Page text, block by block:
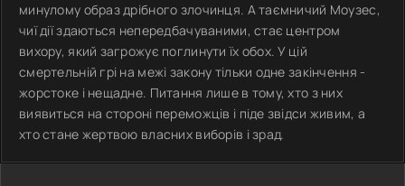
минулому образ дрібного злочинця. А таємничий Моузес,
чиї дії здаються непередбачуваними, стає центром
вихору, який загрожує поглинути їх обох. У цій
смертельній грі на межі закону тільки одне закінчення -
жорстоке і нещадне. Питання лише в тому, хто з них
виявиться на стороні переможців і піде звідси живим, а
хто стане жертвою власних виборів і зрад.